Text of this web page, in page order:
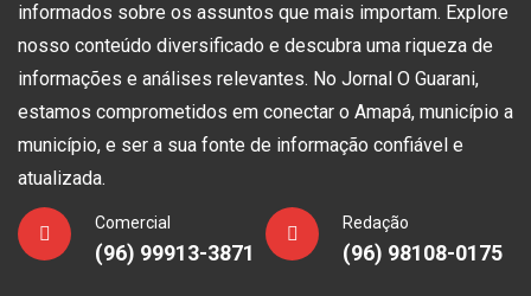
informados sobre os assuntos que mais importam. Explore
nosso conteúdo diversificado e descubra uma riqueza de
informações e análises relevantes. No Jornal O Guarani,
estamos comprometidos em conectar o Amapá, município a
município, e ser a sua fonte de informação confiável e
atualizada.
Comercial
(96) 99913-3871
Redação
(96) 98108-0175